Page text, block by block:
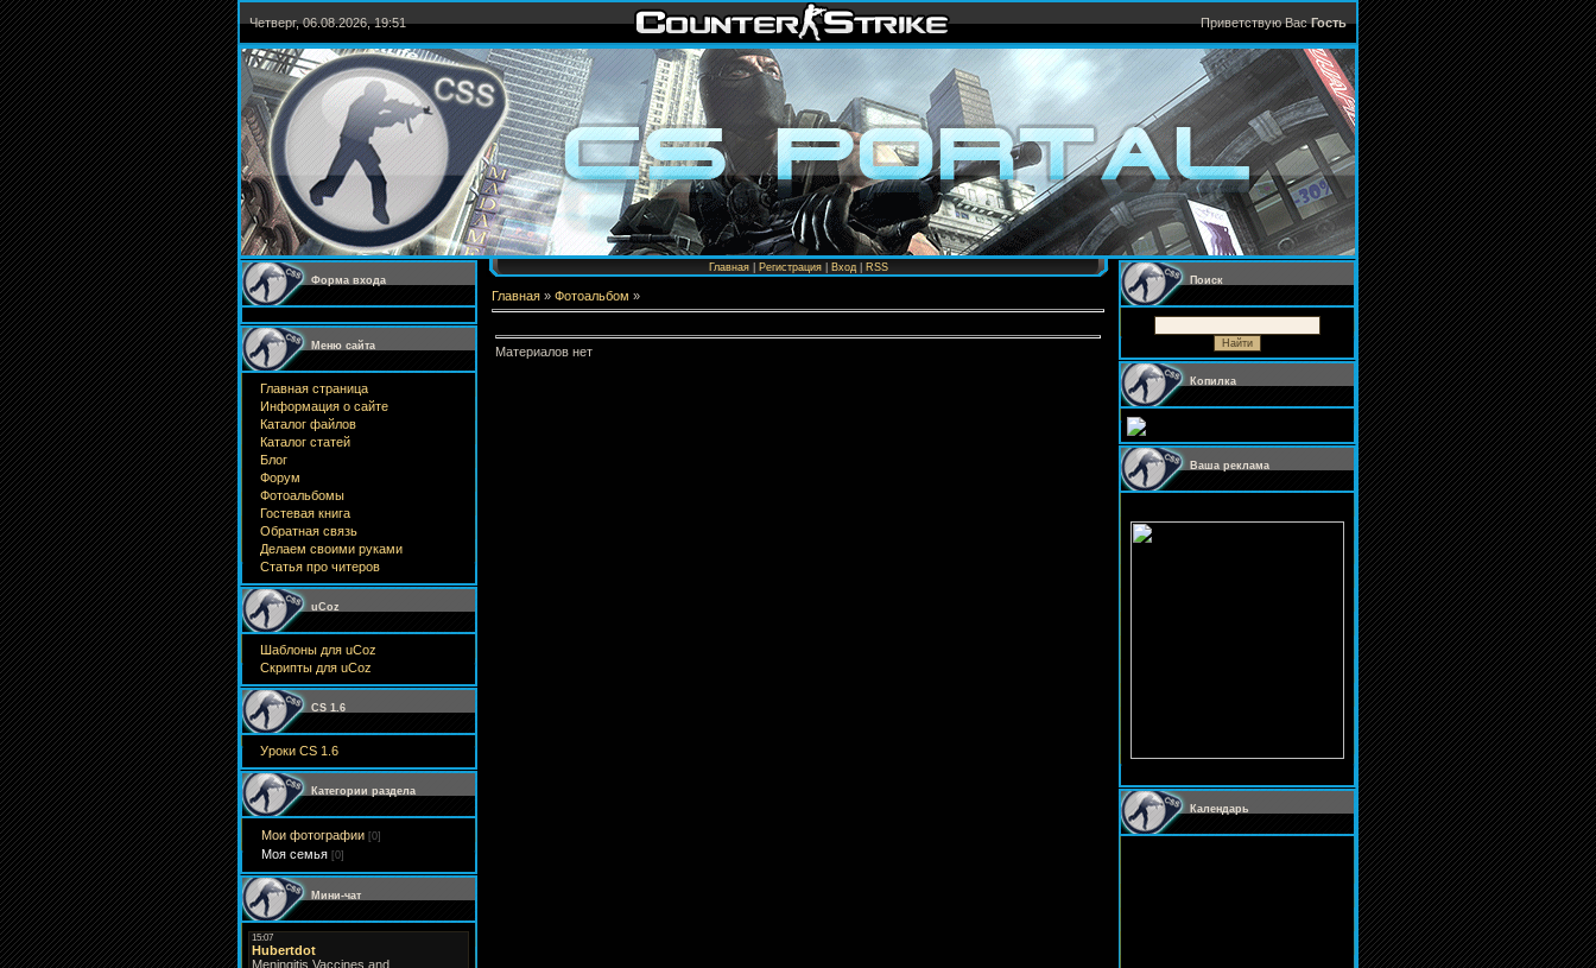
Четверг, 06.08.2026, 19:51 Приветствую ВасГость
Форма входа
Меню сайта
Главная страница
Информация о сайте
Каталог файлов
Каталог статей
Блог
Форум
Фотоальбомы
Гостевая книга
Обратная связь
Делаем своими руками
Статья про читеров
uCoz
Шаблоны для uCoz
Скрипты для uCoz
CS 1.6
Уроки CS 1.6
Категории раздела
Мои фотографии [0]
Моя семья [0]
Мини-чат
Главная| Регистрация| Вход| RSS
Главная » Фотоальбом »
Материалов нет
Поиск
Копилка
Ваша реклама
Календарь